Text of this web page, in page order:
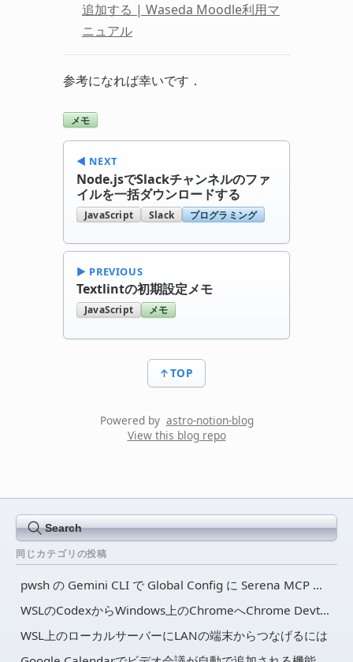
追加する | Waseda Moodle利用マ
ニュアル
参考になれば幸いです．
メモ
◀︎ NEXT
Node.jsでSlackチャンネルのファ
イルを一括ダウンロードする
JavaScript Slack プログラミング
▶︎ PREVIOUS
Textlintの初期設定メモ
JavaScript メモ
↑TOP
Powered by astro-notion-blog
View this blog repo
Search
同じカテゴリの投稿
pwsh の Gemini CLI で Global Config に Serena MCP を設定して、どのプロジェクト使えるようにする
WSLのCodexからWindows上のChromeへChrome Devtools MCPをつなげる
WSL上のローカルサーバーにLANの端末からつなげるには